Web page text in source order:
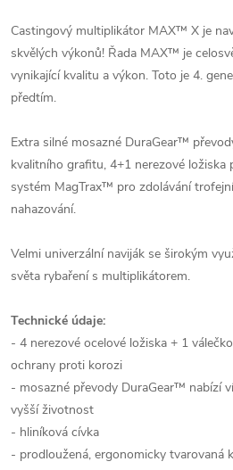
Castingový multiplikátor MAX™ X je
skvělých výkonů! Řada MAX™ je
vynikající kvalitu a výkon. Toto je 4.
předtím.
Extra silné mosazné DuraGear™
kvalitního grafitu, 4+1 nerezové
systém MagTrax™ pro zdolávání
nahazování.
Velmi univerzální naviják se širokým
světa rybaření s multiplikátorem.
Technické údaje:
- 4 nerezové ocelové ložiska + 1
ochrany proti korozi
- mosazné převody DuraGear™ nabízí
vyšší životnost
- hliníková cívka
- prodloužená, ergonomicky tvarovaná